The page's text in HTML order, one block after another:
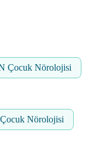
Çocuk Nörolojisi
Nörolojisi